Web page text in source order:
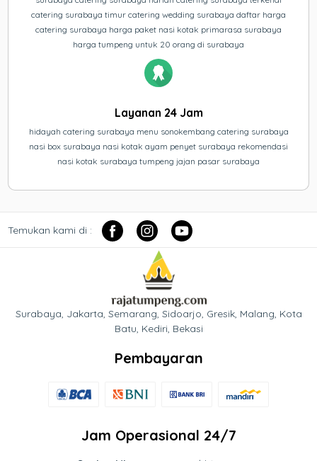
catering surabaya timur catering wedding surabaya daftar harga
catering surabaya harga paket nasi kotak primarasa surabaya
harga tumpeng untuk 20 orang di surabaya
Layanan 24 Jam
hidayah catering surabaya menu sonokembang catering surabaya
nasi box surabaya nasi kotak ayam penyet surabaya rekomendasi
nasi kotak surabaya tumpeng jajan pasar surabaya
Temukan kami di :
Surabaya, Jakarta, Semarang, Sidoarjo, Gresik, Malang, Kota
Batu, Kediri, Bekasi
Pembayaran
Jam Operasional 24/7